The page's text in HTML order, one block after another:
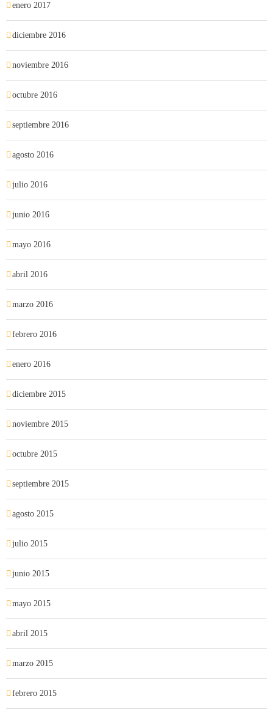
enero 2017
diciembre 2016
noviembre 2016
octubre 2016
septiembre 2016
agosto 2016
julio 2016
junio 2016
mayo 2016
abril 2016
marzo 2016
febrero 2016
enero 2016
diciembre 2015
noviembre 2015
octubre 2015
septiembre 2015
agosto 2015
julio 2015
junio 2015
mayo 2015
abril 2015
marzo 2015
febrero 2015